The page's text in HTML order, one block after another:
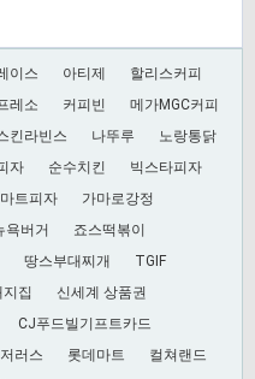
벨별 관련 안내
저카지노 ” 업체를 이렇게 선정…
이스 아티제
할리스커피
레소 커피빈
메가MGC커피
킨라빈스 나뚜루
노랑통닭
자 순수치킨
빅스타피자
트피자
가마로강정
욕버거
죠스떡볶이
땅스부대찌개
TGIF
집
신세계 상품권
CJ푸드빌기프트카드
러스 롯데마트
컬쳐랜드